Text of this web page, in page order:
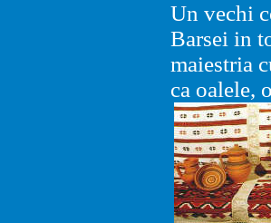
Un vechi
Barsei in
maiestria
ca oalele,